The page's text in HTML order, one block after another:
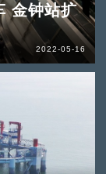
金钟站扩
2022-05-16